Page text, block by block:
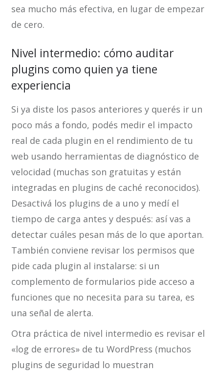
sea mucho más efectiva, en lugar de empezar
de cero.
Nivel intermedio: cómo auditar
plugins como quien ya tiene
experiencia
Si ya diste los pasos anteriores y querés ir un
poco más a fondo, podés medir el impacto
real de cada plugin en el rendimiento de tu
web usando herramientas de diagnóstico de
velocidad (muchas son gratuitas y están
integradas en plugins de caché reconocidos).
Desactivá los plugins de a uno y medí el
tiempo de carga antes y después: así vas a
detectar cuáles pesan más de lo que aportan.
También conviene revisar los permisos que
pide cada plugin al instalarse: si un
complemento de formularios pide acceso a
funciones que no necesita para su tarea, es
una señal de alerta.
Otra práctica de nivel intermedio es revisar el
«log de errores» de tu WordPress (muchos
plugins de seguridad lo muestran